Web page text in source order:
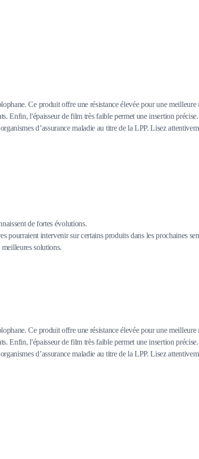
Ce produit offre une résistance élevée pour une
Enfin, l'épaisseur de film très faible permet une insertion
d’assurance maladie au titre de la LPP. Lisez
de fortes évolutions.
pourraient intervenir sur certains produits dans les prochaines
solutions.
Ce produit offre une résistance élevée pour une
Enfin, l'épaisseur de film très faible permet une insertion
d’assurance maladie au titre de la LPP. Lisez